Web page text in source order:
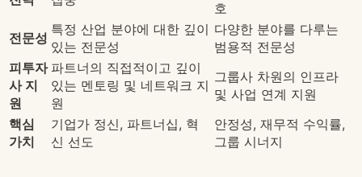
호
전문성
특정 산업 분야에 대한 깊이
있는 전문성
다양한 분야를 다루는
범용적 전문성
피투자
사 지
원
파트너의 직접적이고 깊이
있는 멘토링 및 네트워크 지
원
그룹사 차원의 인프라
및 사업 연계 지원
핵심
가치
기업가 정신, 파트너십, 혁
신 선도
안정성, 재무적 수익률,
그룹 시너지